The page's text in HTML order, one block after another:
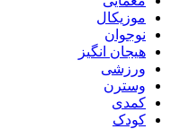
موزیکال
نوجوان
هیجان انگیز
ورزشی
وسترن
کمدی
کودک